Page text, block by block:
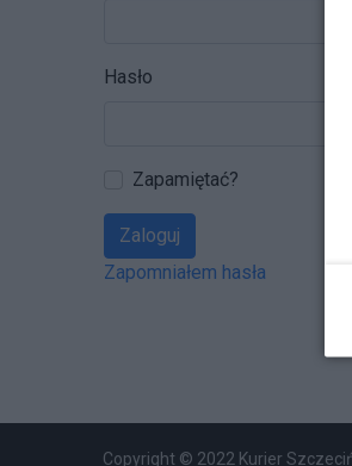
Hasło
Zapamiętać?
Zaloguj
Zapomniałem hasła
Copyright © 2022 Kurier